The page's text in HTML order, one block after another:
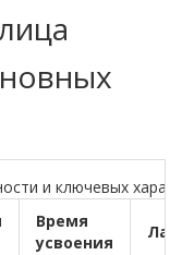
и ключевых
Время
усвоения